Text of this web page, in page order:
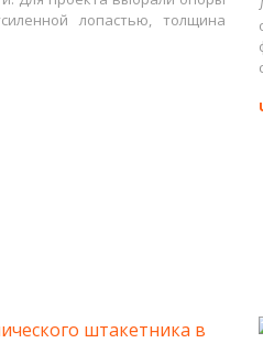
лопастью, толщина